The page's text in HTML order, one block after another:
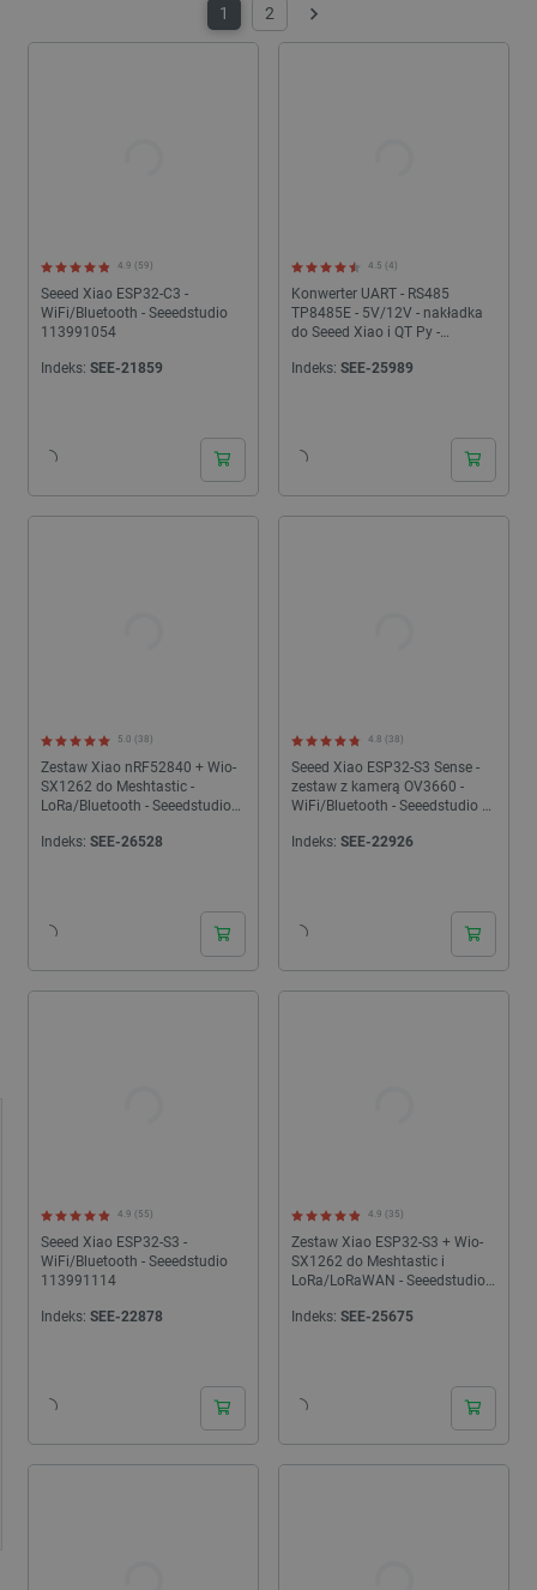
profesjonalistów tworzących wydajne, miniaturowe systemy.
1 2 Następny
Seeed Xiao ESP32-C3 -
WiFi/Bluetooth - Seeedstudio
113991054
4.9 (59)
Indeks: SEE-21859
Konwerter UART - RS485
TP8485E - 5V/12V - nakładka
do Seeed Xiao i QT Py -
4.5 (4)
Indeks: SEE-25989
Zestaw Xiao nRF52840 + Wio-
SX1262 do Meshtastic -
LoRa/Bluetooth - Seeedstudio
5.0 (38)
Indeks: SEE-26528
Seeed Xiao ESP32-S3 Sense -
zestaw z kamerą OV3660 -
WiFi/Bluetooth - Seeedstudio
4.8 (38)
Indeks: SEE-22926
Seeed Xiao ESP32-S3 -
WiFi/Bluetooth - Seeedstudio
113991114
4.9 (55)
Indeks: SEE-22878
Zestaw Xiao ESP32-S3 + Wio-
SX1262 do Meshtastic i
LoRa/LoRaWAN - Seeedstudio
4.9 (35)
Indeks: SEE-25675